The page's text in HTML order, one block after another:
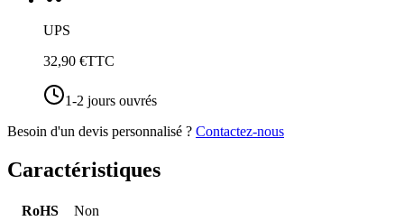
UPS
32,90 €TTC
1-2 jours ouvrés
Besoin d'un devis personnalisé ? Contactez-nous
Caractéristiques
RoHS
Non